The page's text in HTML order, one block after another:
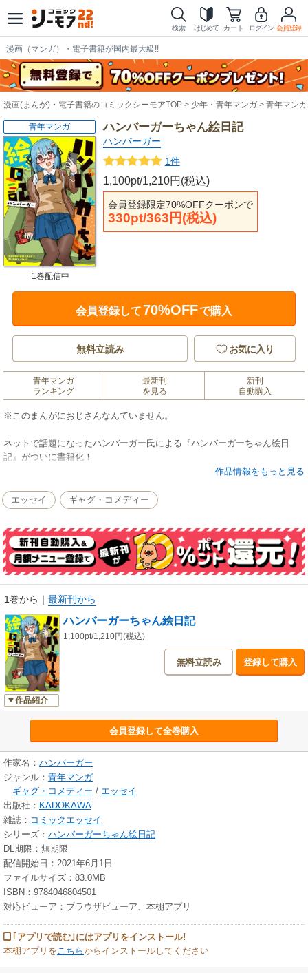
検索 はじめて カート ログイン 会員登録
漫画（マンガ）・電子書籍が国内最大級!!
漫画(まんが)・電子書籍のコミックシーモアTOP 少年・青年マンガ 青年マンガ
ハンバーガーちゃん絵日記
ハンバーガー
1件
1,100pt/1,210円(税込)
会員登録限定70%OFFクーポンで
330pt/363円(税込)
青年マンガ
1巻配信中
会員登録して70%OFFで購入
無料立読み お気に入り
青年マンガ
ランキング
最新刊
を見る
新刊
自動購入
※このまんがにおじさんなんていません。
ネットで話題になったハンバーガー氏による『ハンバーガーちゃん絵日
記』がついに書籍化！
しょう…？
セイ！
作品情報をもっと見る
エッセイ ギャグ・コメディー
1巻から ｜ 最新刊から
作品紹介
ハンバーガーちゃん絵日記
1,100pt/1,210円(税込)
無料立読み 登録して購入
会員登録して全巻購入
作家名： ハンバーガー
ジャンル： 青年マンガ
ギャグ・コメディー / エッセイ
出版社： KADOKAWA
雑誌： コミックエッセイ
シリーズ： ハンバーガーちゃん絵日記
DL期限：無期限
配信開始日：2021年6月1日
ファイルサイズ：83.0MB
ISBN：9784046804501
対応ビューア：ブラウザビューア、本棚アプリ
｢アプリで読む｣にはアプリをインストール!
本棚アプリをこちらからインストールしてください